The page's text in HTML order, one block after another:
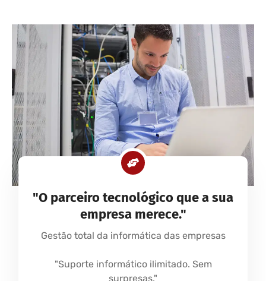
"O parceiro tecnológico que a sua
empresa merece."
Gestão total da informática das empresas
"Suporte informático ilimitado. Sem
surpresas."